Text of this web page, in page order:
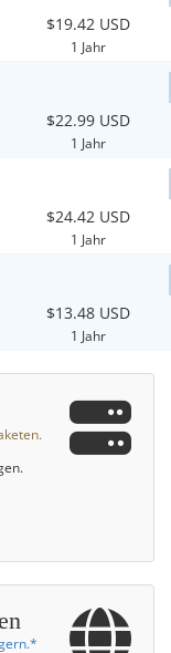
$19.42 USD
1 Jahr
$22.99 USD
1 Jahr
$24.42 USD
1 Jahr
$13.48 USD
1 Jahr